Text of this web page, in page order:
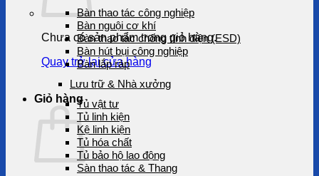
Chưa có sản phẩm trong giỏ hàng.
Quay trở lại cửa hàng
Giỏ hàng
Bàn thao tác công nghiệp
Bàn nguội cơ khí
Bàn thao tác chống tĩnh điện (ESD)
Bàn hút bụi công nghiệp
Bàn lắp ráp
Lưu trữ & Nhà xưởng
Tủ vật tư
Tủ linh kiện
Kệ linh kiện
Tủ hóa chất
Tủ bảo hộ lao động
Sàn thao tác & Thang